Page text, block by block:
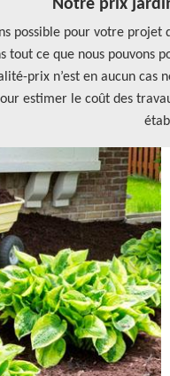
Notre prix
possible pour votre
tout ce que nous
prix n’est en aucun cas
estimer le coût des